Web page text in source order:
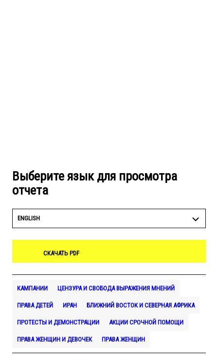
Выберите язык для просмотра
отчета
ENGLISH
СКАЧАТЬ PDF
КАМПАНИИ ЦЕНЗУРА И СВОБОДА ВЫРАЖЕНИЯ МНЕНИЙ
ПРАВА ДЕТЕЙ ИРАН БЛИЖНИЙ ВОСТОК И СЕВЕРНАЯ АФРИКА
ПРОТЕСТЫ И ДЕМОНСТРАЦИИ АКЦИИ СРОЧНОЙ ПОМОЩИ
ПРАВА ЖЕНЩИН И ДЕВОЧЕК ПРАВА ЖЕНЩИН